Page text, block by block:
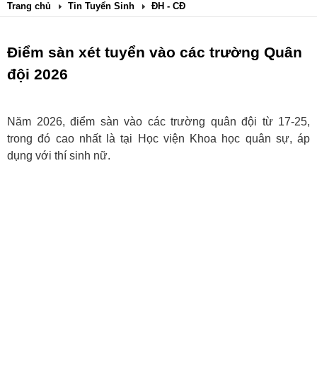
Trang chủ Tin Tuyển Sinh ĐH - CĐ
Điểm sàn xét tuyển vào các trường Quân
đội 2026
Năm 2026, điểm sàn vào các trường quân đội từ 17-25,
trong đó cao nhất là tại Học viện Khoa học quân sự, áp
dụng với thí sinh nữ.